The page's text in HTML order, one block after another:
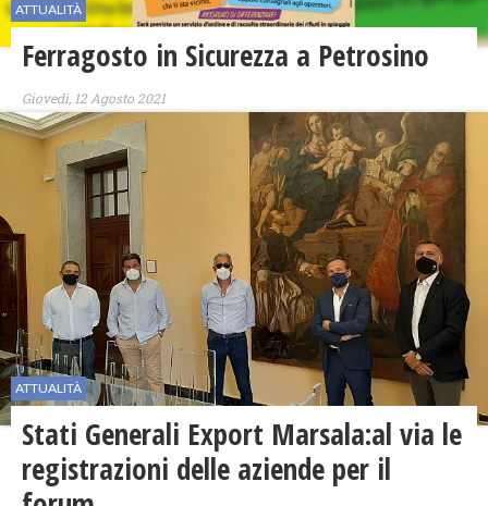
ATTUALITÀ
Ferragosto in Sicurezza a Petrosino
Giovedì, 12 Agosto 2021
ATTUALITÀ
Stati Generali Export Marsala:al via le
registrazioni delle aziende per il